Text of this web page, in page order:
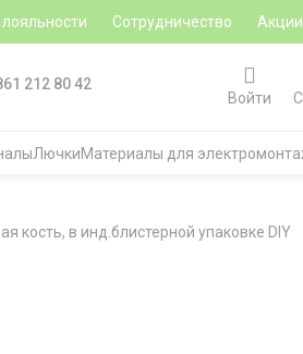
Сотрудничество Акции
212 80 42
Войти
ЛючкиМатериалы для
кость, в инд.блистерной упаковке DIY